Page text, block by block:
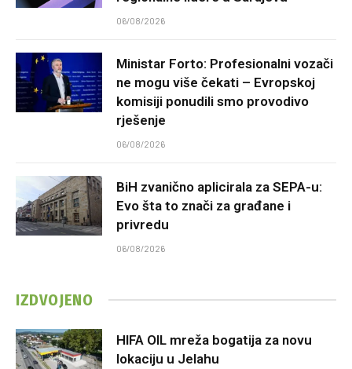
06/08/2026
Ministar Forto: Profesionalni vozači
ne mogu više čekati – Evropskoj
komisiji ponudili smo provodivo
rješenje
06/08/2026
BiH zvanično aplicirala za SEPA-u:
Evo šta to znači za građane i
privredu
06/08/2026
IZDVOJENO
HIFA OIL mreža bogatija za novu
lokaciju u Jelahu